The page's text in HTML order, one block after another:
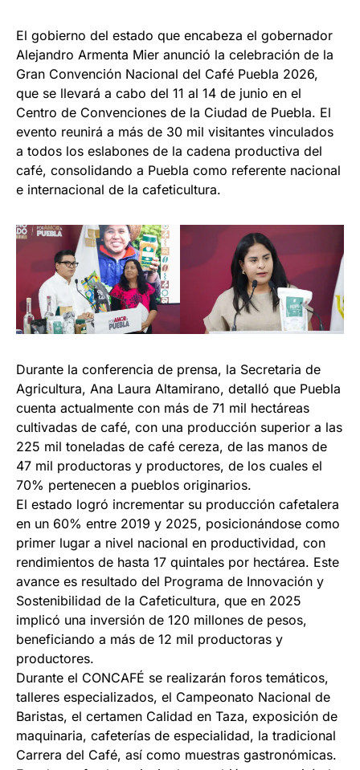
El gobierno del estado que encabeza el gobernador
Alejandro Armenta Mier anunció la celebración de la
Gran Convención Nacional del Café Puebla 2026,
que se llevará a cabo del 11 al 14 de junio en el
Centro de Convenciones de la Ciudad de Puebla. El
evento reunirá a más de 30 mil visitantes vinculados
a todos los eslabones de la cadena productiva del
café, consolidando a Puebla como referente nacional
e internacional de la cafeticultura.
Durante la conferencia de prensa, la Secretaria de
Agricultura, Ana Laura Altamirano, detalló que Puebla
cuenta actualmente con más de 71 mil hectáreas
cultivadas de café, con una producción superior a las
225 mil toneladas de café cereza, de las manos de
47 mil productoras y productores, de los cuales el
70% pertenecen a pueblos originarios.
El estado logró incrementar su producción cafetalera
en un 60% entre 2019 y 2025, posicionándose como
primer lugar a nivel nacional en productividad, con
rendimientos de hasta 17 quintales por hectárea. Este
avance es resultado del Programa de Innovación y
Sostenibilidad de la Cafeticultura, que en 2025
implicó una inversión de 120 millones de pesos,
beneficiando a más de 12 mil productoras y
productores.
Durante el CONCAFÉ se realizarán foros temáticos,
talleres especializados, el Campeonato Nacional de
Baristas, el certamen Calidad en Taza, exposición de
maquinaria, cafeterías de especialidad, la tradicional
Carrera del Café, así como muestras gastronómicas.